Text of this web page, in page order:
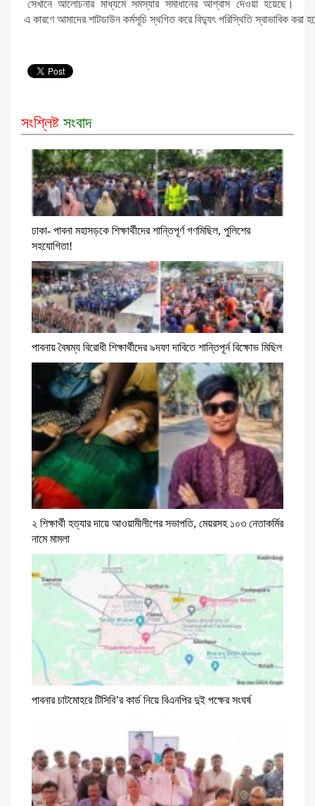
সেখানে আলোচনার মাধ্যমে সমস্যার সমাধানের আশ্বাস দেওয়া হয়েছে।
এ কারণে আমাদের শাটডাউন কর্মসূচি স্থগিত করে বিদ্যুৎ পরিস্থিতি স্বাভাবিক করা
সংশ্লিষ্ট সংবাদ
ঢাকা- পাবনা মহাসড়কে শিক্ষার্থীদের শান্তিপূর্ণ গণমিছিল, পুলিশের
সহযোগিতা!
পাবনায় বৈষম্য বিরোধী শিক্ষার্থীদের ৯দফা দাবিতে শান্তিপূর্ন বিক্ষোভ মিছিল
২ শিক্ষার্থী হত্যার দায়ে আওয়ামীলীগের সভাপতি, মেয়রসহ ১০৩ নেতাকর্মির
নামে মামলা
পাবনার চাটমোহরে টিসিবি’র কার্ড নিয়ে বিএনপির দুই পক্ষের সংঘর্ষ